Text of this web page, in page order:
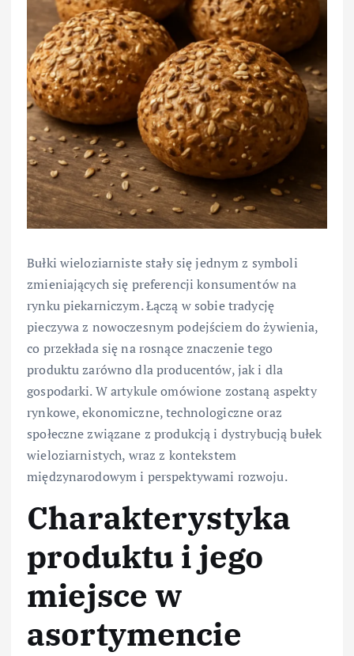
Bułki wieloziarniste stały się jednym z symboli
zmieniających się preferencji konsumentów na
rynku piekarniczym. Łączą w sobie tradycję
pieczywa z nowoczesnym podejściem do żywienia,
co przekłada się na rosnące znaczenie tego
produktu zarówno dla producentów, jak i dla
gospodarki. W artykule omówione zostaną aspekty
rynkowe, ekonomiczne, technologiczne oraz
społeczne związane z produkcją i dystrybucją bułek
wieloziarnistych, wraz z kontekstem
międzynarodowym i perspektywami rozwoju.
Charakterystyka
produktu i jego
miejsce w
asortymencie